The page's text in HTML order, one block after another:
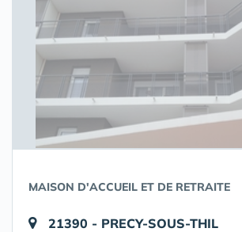
MAISON D'ACCUEIL ET DE RETRAITE
21390 - PRECY-SOUS-THIL